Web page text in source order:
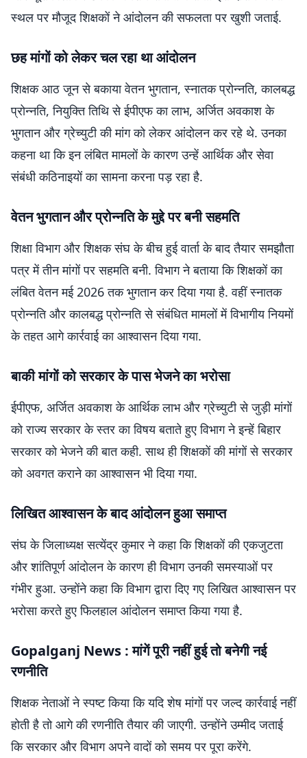
स्थल पर मौजूद शिक्षकों ने आंदोलन की सफलता पर खुशी जताई.
छह मांगों को लेकर चल रहा था आंदोलन
शिक्षक आठ जून से बकाया वेतन भुगतान, स्नातक प्रोन्नति, कालबद्ध
प्रोन्नति, नियुक्ति तिथि से ईपीएफ का लाभ, अर्जित अवकाश के
भुगतान और ग्रेच्युटी की मांग को लेकर आंदोलन कर रहे थे. उनका
कहना था कि इन लंबित मामलों के कारण उन्हें आर्थिक और सेवा
संबंधी कठिनाइयों का सामना करना पड़ रहा है.
वेतन भुगतान और प्रोन्नति के मुद्दे पर बनी सहमति
शिक्षा विभाग और शिक्षक संघ के बीच हुई वार्ता के बाद तैयार समझौता
पत्र में तीन मांगों पर सहमति बनी. विभाग ने बताया कि शिक्षकों का
लंबित वेतन मई 2026 तक भुगतान कर दिया गया है. वहीं स्नातक
प्रोन्नति और कालबद्ध प्रोन्नति से संबंधित मामलों में विभागीय नियमों
के तहत आगे कार्रवाई का आश्वासन दिया गया.
बाकी मांगों को सरकार के पास भेजने का भरोसा
ईपीएफ, अर्जित अवकाश के आर्थिक लाभ और ग्रेच्युटी से जुड़ी मांगों
को राज्य सरकार के स्तर का विषय बताते हुए विभाग ने इन्हें बिहार
सरकार को भेजने की बात कही. साथ ही शिक्षकों की मांगों से सरकार
को अवगत कराने का आश्वासन भी दिया गया.
लिखित आश्वासन के बाद आंदोलन हुआ समाप्त
संघ के जिलाध्यक्ष सत्येंद्र कुमार ने कहा कि शिक्षकों की एकजुटता
और शांतिपूर्ण आंदोलन के कारण ही विभाग उनकी समस्याओं पर
गंभीर हुआ. उन्होंने कहा कि विभाग द्वारा दिए गए लिखित आश्वासन पर
भरोसा करते हुए फिलहाल आंदोलन समाप्त किया गया है.
Gopalganj News : मांगें पूरी नहीं हुई तो बनेगी नई
रणनीति
शिक्षक नेताओं ने स्पष्ट किया कि यदि शेष मांगों पर जल्द कार्रवाई नहीं
होती है तो आगे की रणनीति तैयार की जाएगी. उन्होंने उम्मीद जताई
कि सरकार और विभाग अपने वादों को समय पर पूरा करेंगे.